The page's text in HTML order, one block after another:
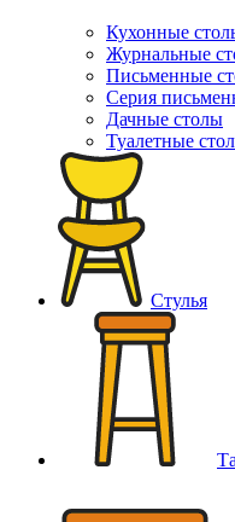
Кухонные
Журнальные
Письменные
Серия
Дачные столы
Туалетные
Стулья